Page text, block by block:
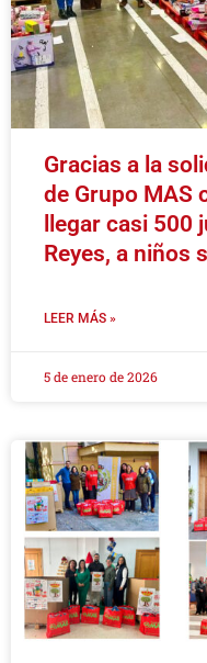
Gracias a la
de Grupo MAS
llegar casi 500
Reyes, a niños
LEER MÁS »
5 de enero de 2026